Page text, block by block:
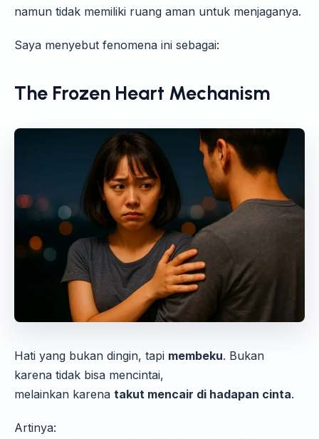
namun tidak memiliki ruang aman untuk menjaganya.
Saya menyebut fenomena ini sebagai:
The Frozen Heart Mechanism
Hati yang bukan dingin, tapi membeku. Bukan
karena tidak bisa mencintai,
melainkan karena takut mencair di hadapan cinta.
Artinya: